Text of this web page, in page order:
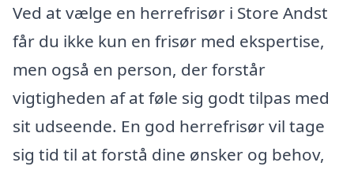
Ved at vælge en herrefrisør i Store Andst
får du ikke kun en frisør med ekspertise,
men også en person, der forstår
vigtigheden af at føle sig godt tilpas med
sit udseende. En god herrefrisør vil tage
sig tid til at forstå dine ønsker og behov,